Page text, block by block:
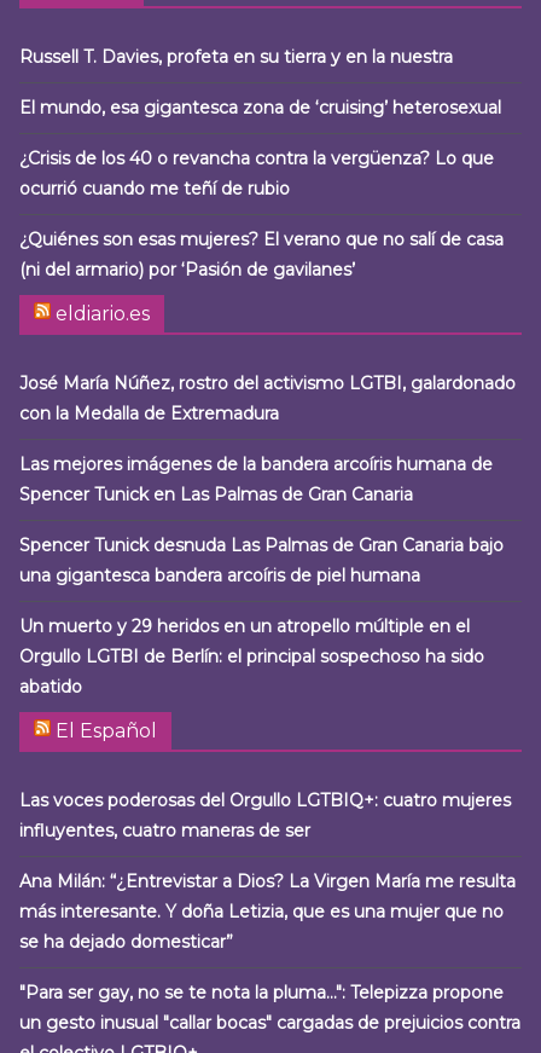
Russell T. Davies, profeta en su tierra y en la nuestra
El mundo, esa gigantesca zona de ‘cruising’ heterosexual
¿Crisis de los 40 o revancha contra la vergüenza? Lo que
ocurrió cuando me teñí de rubio
¿Quiénes son esas mujeres? El verano que no salí de casa
(ni del armario) por ‘Pasión de gavilanes’
eldiario.es
José María Núñez, rostro del activismo LGTBI, galardonado
con la Medalla de Extremadura
Las mejores imágenes de la bandera arcoíris humana de
Spencer Tunick en Las Palmas de Gran Canaria
Spencer Tunick desnuda Las Palmas de Gran Canaria bajo
una gigantesca bandera arcoíris de piel humana
Un muerto y 29 heridos en un atropello múltiple en el
Orgullo LGTBI de Berlín: el principal sospechoso ha sido
abatido
El Español
Las voces poderosas del Orgullo LGTBIQ+: cuatro mujeres
influyentes, cuatro maneras de ser
Ana Milán: “¿Entrevistar a Dios? La Virgen María me resulta
más interesante. Y doña Letizia, que es una mujer que no
se ha dejado domesticar”
"Para ser gay, no se te nota la pluma…": Telepizza propone
un gesto inusual "callar bocas" cargadas de prejuicios contra